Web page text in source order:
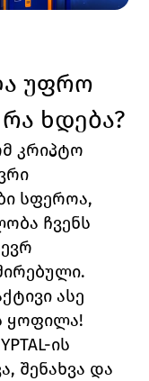
უფრო
ხდება?
კრიპტო
სფეროა,
ჩვენს
ასე
ყოფილა!
ის
შენახვა და